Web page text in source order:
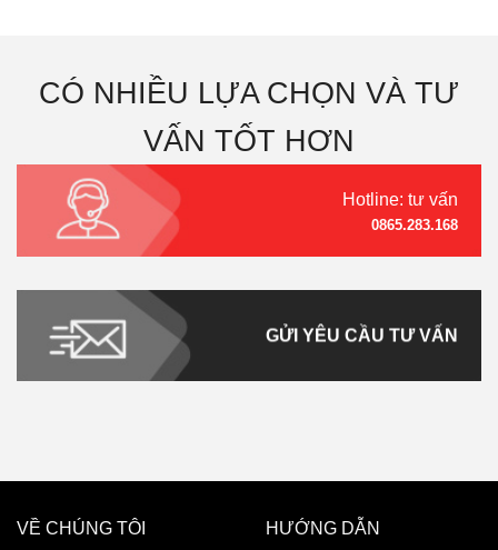
CÓ NHIỀU LỰA CHỌN VÀ TƯ
VẤN TỐT HƠN
Hotline: tư vấn
0865.283.168
GỬI YÊU CẦU TƯ VẤN
VỀ CHÚNG TÔI
HƯỚNG DẪN